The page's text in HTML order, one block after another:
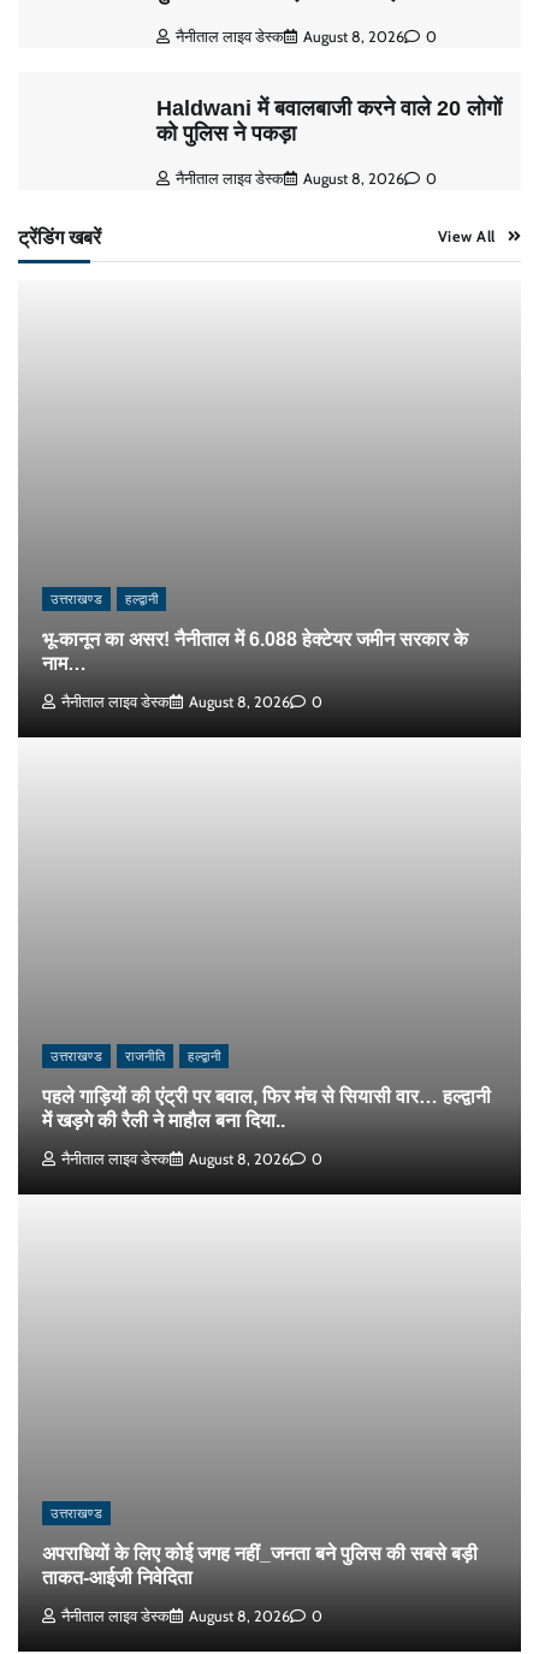
नैनीताल लाइव डेस्क August 8, 2026 0
Haldwani में बवालबाजी करने वाले 20 लोगों
को पुलिस ने पकड़ा
नैनीताल लाइव डेस्क August 8, 2026 0
ट्रेंडिंग खबरें View All
उत्तराखण्ड हल्द्वानी
भू-कानून का असर! नैनीताल में 6.088 हेक्टेयर जमीन सरकार के
नाम…
नैनीताल लाइव डेस्क August 8, 2026 0
उत्तराखण्ड राजनीति हल्द्वानी
पहले गाड़ियों की एंट्री पर बवाल, फिर मंच से सियासी वार… हल्द्वानी
में खड़गे की रैली ने माहौल बना दिया..
नैनीताल लाइव डेस्क August 8, 2026 0
उत्तराखण्ड
अपराधियों के लिए कोई जगह नहीं_जनता बने पुलिस की सबसे बड़ी
ताकत-आईजी निवेदिता
नैनीताल लाइव डेस्क August 8, 2026 0